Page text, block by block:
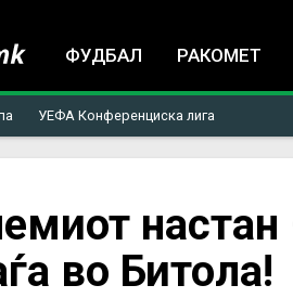
ФУДБАЛ РАКОМЕТ
УЕФА Конференциска лига
настан
во Битола!